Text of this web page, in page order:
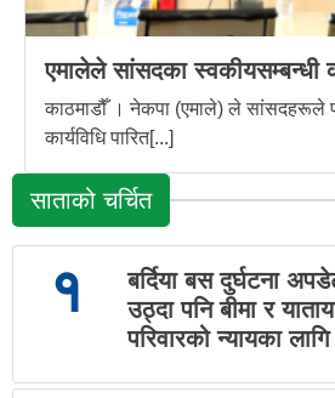
एमालेले सांसदका स्वकीयसम्बन्धी
काठमाडौँ । नेकपा (एमाले) ले सांसदहरूले
कार्यविधि पारित[...]
साताको चर्चित
१
बर्दिया बस दुर्घटना
उठ्दा पनि बीमा र
परिवारको न्यायका लागि